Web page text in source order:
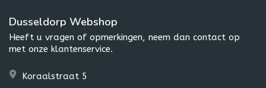
Dusseldorp Webshop
Heeft u vragen of opmerkingen, neem dan contact op
met onze klantenservice.
Koraalstraat 5